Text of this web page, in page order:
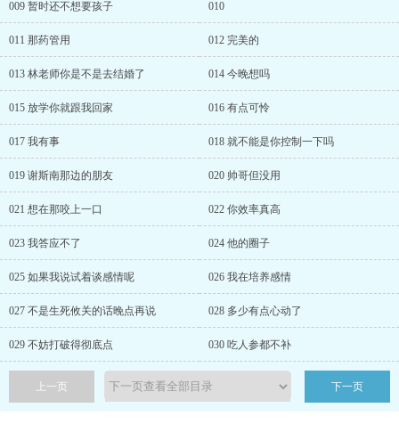
009 暂时还不想要孩子 010
011 那药管用 012 完美的
013 林老师你是不是去结婚了 014 今晚想吗
015 放学你就跟我回家 016 有点可怜
017 我有事 018 就不能是你控制一下吗
019 谢斯南那边的朋友 020 帅哥但没用
021 想在那咬上一口 022 你效率真高
023 我答应不了 024 他的圈子
025 如果我说试着谈感情呢 026 我在培养感情
027 不是生死攸关的话晚点再说 028 多少有点心动了
029 不妨打破得彻底点 030 吃人参都不补
上一页 下一页